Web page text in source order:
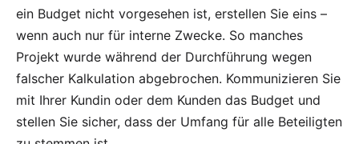
ein Budget nicht vorgesehen ist, erstellen Sie eins –
wenn auch nur für interne Zwecke. So manches
Projekt wurde während der Durchführung wegen
falscher Kalkulation abgebrochen. Kommunizieren Sie
mit Ihrer Kundin oder dem Kunden das Budget und
stellen Sie sicher, dass der Umfang für alle Beteiligten